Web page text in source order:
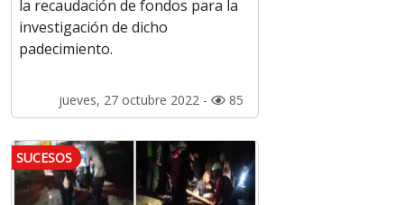
la recaudación de fondos para la
investigación de dicho
padecimiento.
jueves, 27 octubre 2022 - 85
SUCESOS